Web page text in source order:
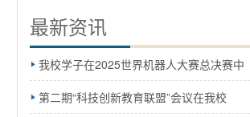
最新资讯
我校学子在2025世界机器人大赛总决赛中
第二期“科技创新教育联盟”会议在我校